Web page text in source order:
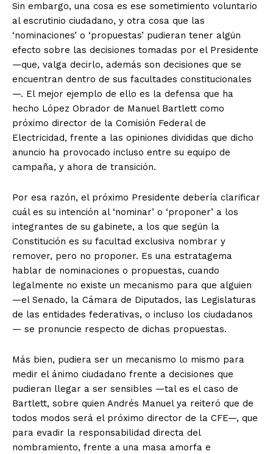
Sin embargo, una cosa es ese sometimiento voluntario
al escrutinio ciudadano, y otra cosa que las
‘nominaciones’ o ‘propuestas’ pudieran tener algún
efecto sobre las decisiones tomadas por el Presidente
—que, valga decirlo, además son decisiones que se
encuentran dentro de sus facultades constitucionales
—. El mejor ejemplo de ello es la defensa que ha
hecho López Obrador de Manuel Bartlett como
próximo director de la Comisión Federal de
Electricidad, frente a las opiniones divididas que dicho
anuncio ha provocado incluso entre su equipo de
campaña, y ahora de transición.
Por esa razón, el próximo Presidente debería clarificar
cuál es su intención al ‘nominar’ o ‘proponer’ a los
integrantes de su gabinete, a los que según la
Constitución es su facultad exclusiva nombrar y
remover, pero no proponer. Es una estratagema
hablar de nominaciones o propuestas, cuando
legalmente no existe un mecanismo para que alguien
—el Senado, la Cámara de Diputados, las Legislaturas
de las entidades federativas, o incluso los ciudadanos
— se pronuncie respecto de dichas propuestas.
Más bien, pudiera ser un mecanismo lo mismo para
medir el ánimo ciudadano frente a decisiones que
pudieran llegar a ser sensibles —tal es el caso de
Bartlett, sobre quien Andrés Manuel ya reiteró que de
todos modos será el próximo director de la CFE—, que
para evadir la responsabilidad directa del
nombramiento, frente a una masa amorfa e